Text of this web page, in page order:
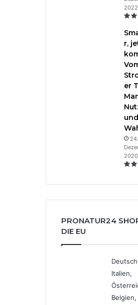
2022
r,
er
24.
2020
PRONATUR24
DIE EU
Italien,